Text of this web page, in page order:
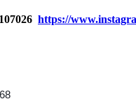
https://